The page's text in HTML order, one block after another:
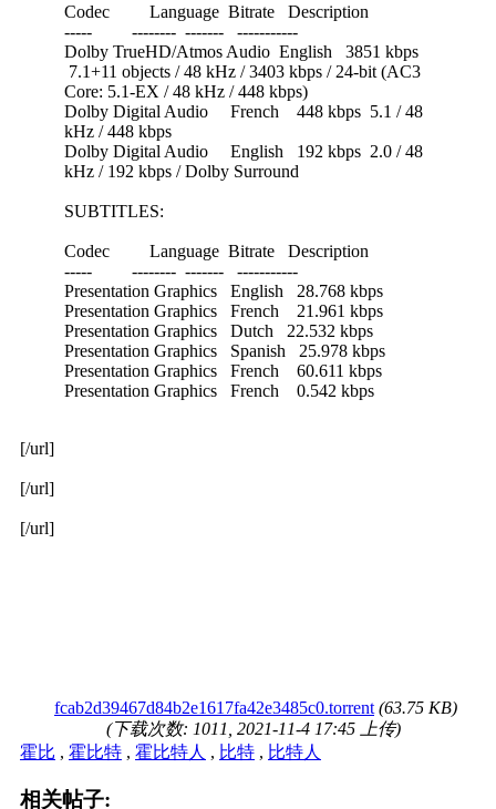
Codec Language Bitrate Description
----- -------- ------- -----------
Dolby TrueHD/Atmos Audio English 3851 kbps
7.1+11 objects / 48 kHz / 3403 kbps / 24-bit (AC3
Core: 5.1-EX / 48 kHz / 448 kbps)
Dolby Digital Audio French 448 kbps 5.1 / 48
kHz / 448 kbps
Dolby Digital Audio English 192 kbps 2.0 / 48
kHz / 192 kbps / Dolby Surround
SUBTITLES:
Codec Language Bitrate Description
----- -------- ------- -----------
Presentation Graphics English 28.768 kbps
Presentation Graphics French 21.961 kbps
Presentation Graphics Dutch 22.532 kbps
Presentation Graphics Spanish 25.978 kbps
Presentation Graphics French 60.611 kbps
Presentation Graphics French 0.542 kbps
[/url]
[/url]
[/url]
fcab2d39467d84b2e1617fa42e3485c0.torrent (63.75 KB)
(下载次数: 1011, 2021-11-4 17:45 上传)
霍比 , 霍比特 , 霍比特人 , 比特 , 比特人
相关帖子: